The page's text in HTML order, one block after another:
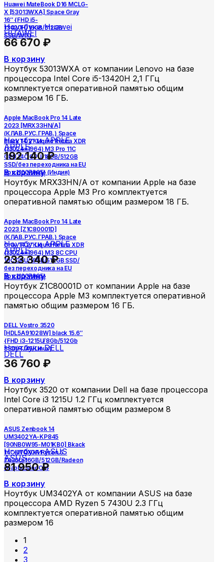
Huawei MateBook D16 MCLG-
X [53013WXA] Space Gray
16″ {FHD i5-
13420H/16GB/512GB
SSD/W11}
Ноутбуки Huawei
HUAWEI
66 670 ₽
В корзину
Ноутбук 53013WXA от компании Lenovo на базе
процессора Intel Core i5-13420H 2,1 ГГц
комплектуется оперативной памятью общим
размером 16 ГБ.
Apple MacBook Pro 14 Late
2023 [MRX33HN/A]
(КЛАВ.РУС.ГРАВ.) Space
Black 14.2″ Liquid Retina XDR
{(3024×1964) M3 Pro 11C
CPU 14C GPU/18GB/512GB
SSD/без переходника на EU
арт.11007065} (Индия)
Ноутбуки APPLE
APPLE
192 140₽
В корзину
Ноутбук MRX33HN/A от компании Apple на базе
процессора Apple M3 Pro комплектуется
оперативной памятью общим размером 18 ГБ.
Apple MacBook Pro 14 Late
2023 [Z1C80001D]
(КЛАВ.РУС.ГРАВ.) Space
Gray 14.2″ Liquid Retina XDR
{(3024×1964) M3 8C CPU
10C GPU/16GB/512GB SSD/
без переходника на EU
арт.11007065}
Ноутбуки APPLE
APPLE
233 340₽
В корзину
Ноутбук Z1C80001D от компании Apple на базе
процессора Apple M3 комплектуется оперативной
памятью общим размером 16 ГБ.
DELL Vostro 3520
[HDL5A91028W] black 15.6″
{FHD i3-1215U/8Gb/512Gb
SSD/RJ45/Linux}
Ноутбуки DELL
DELL
36 760 ₽
В корзину
Ноутбук 3520 от компании Dell на базе процессора
Intel Core i3 1215U 1.2 ГГц комплектуется
оперативной памятью общим размером 8
ASUS Zenbook 14
UM3402YA-KP845
[90NB0W95-M01KB0] Bkack
14″ {WQXGA Ryzen 5
7430U/16GB/512GB/Radeon
Graphics/noOs}
Ноутбуки ASUS
ASUS
81 950₽
В корзину
Ноутбук UM3402YA от компании ASUS на базе
процессора AMD Ryzen 5 7430U 2.3 ГГц
комплектуется оперативной памятью общим
размером 16
1
2
3